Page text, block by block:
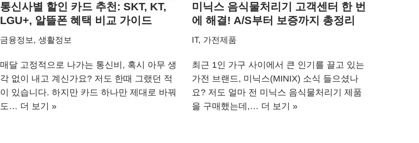
통신사별 할인 카드 추천: SKT, KT,
LGU+, 알뜰폰 혜택 비교 가이드
금융정보, 생활정보
매달 고정적으로 나가는 통신비, 혹시 아무 생
각 없이 내고 계신가요? 저도 한때 그랬던 적
이 있습니다. 하지만 카드 하나만 제대로 바꿔
도… 더 보기 »
미닉스 음식물처리기 고객센터 한 번
에 해결! A/S부터 보증까지 총정리
IT, 가전제품
최근 1인 가구 사이에서 큰 인기를 끌고 있는
가전 브랜드, 미닉스(MINIX) 소식 들으셨나
요? 저도 얼마 전 미닉스 음식물처리기 제품
을 구매했는데,… 더 보기 »